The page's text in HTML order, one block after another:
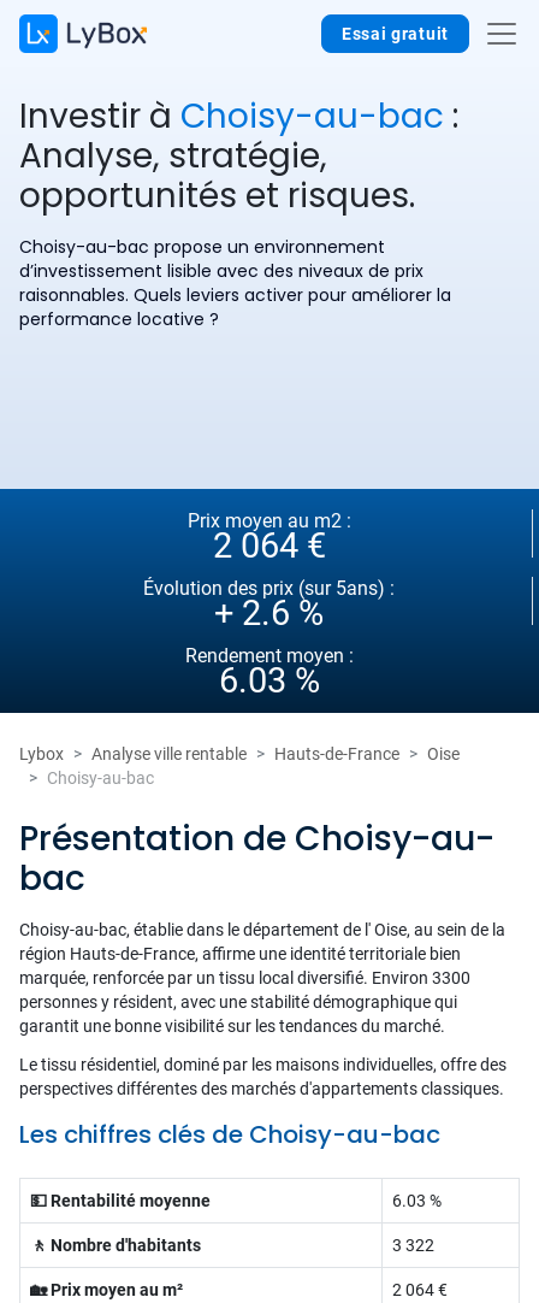
Essai gratuit
Investir à Choisy-au-bac :
Analyse, stratégie,
opportunités et risques.
Choisy-au-bac propose un environnement
d’investissement lisible avec des niveaux de prix
raisonnables. Quels leviers activer pour améliorer la
performance locative ?
Prix moyen au m2 :
2 064 €
Évolution des prix (sur 5ans) :
+ 2.6 %
Rendement moyen :
6.03 %
Lybox Analyse ville rentable Hauts-de-France
Oise
Choisy-au-bac
Présentation de Choisy-au-
bac
Choisy-au-bac, établie dans le département de l' Oise, au sein de la
région Hauts-de-France, affirme une identité territoriale bien
marquée, renforcée par un tissu local diversifié. Environ 3300
personnes y résident, avec une stabilité démographique qui
garantit une bonne visibilité sur les tendances du marché.
Le tissu résidentiel, dominé par les maisons individuelles, offre des
perspectives différentes des marchés d'appartements classiques.
Les chiffres clés de Choisy-au-bac
💵 Rentabilité moyenne 6.03 %
🚶 Nombre d'habitants 3 322
🏡 Prix moyen au m² 2 064 €